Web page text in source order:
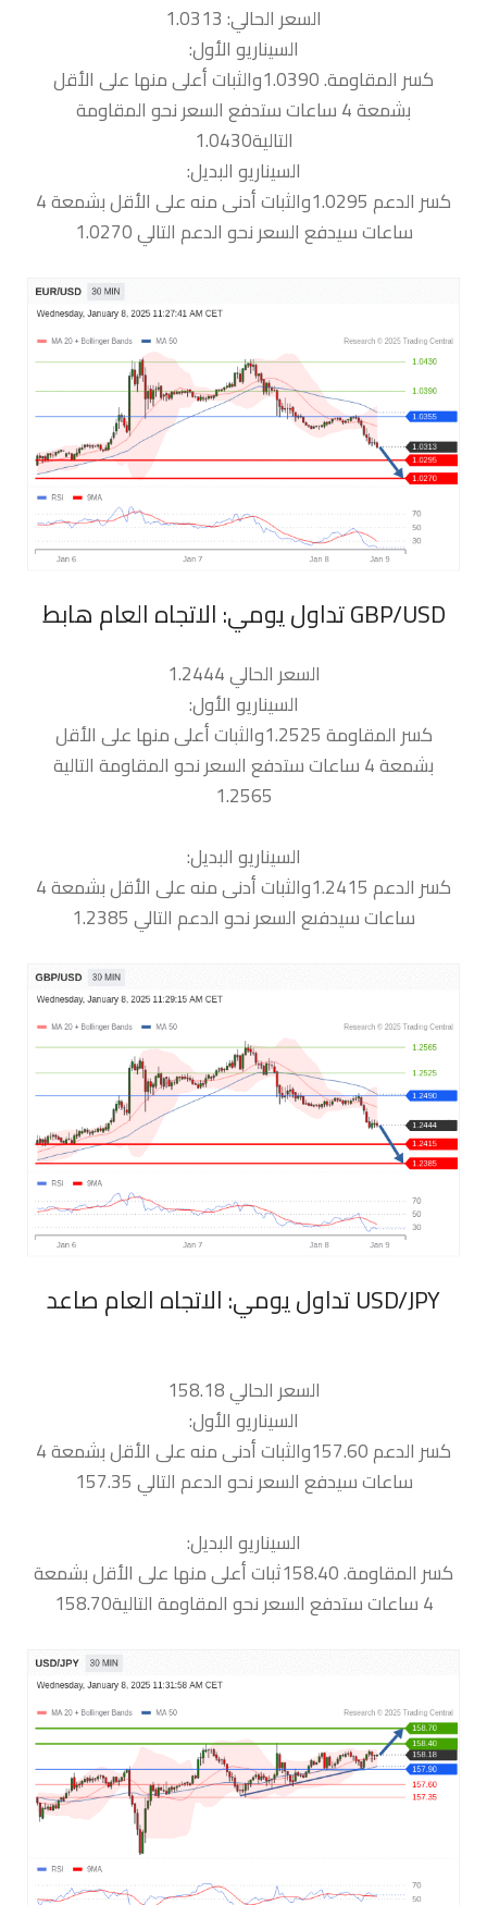
السعر الحالي: 1.0313
السيناريو الأول:
كسر المقاومة. 1.0390والثبات أعلى منها على الأقل
بشمعة 4 ساعات ستدفع السعر نحو المقاومة
التالية1.0430
السيناريو البديل:
كسر الدعم 1.0295والثبات أدنى منه على الأقل بشمعة 4
ساعات سيدفع السعر نحو الدعم التالي 1.0270
السعر الحالي 1.2444
السيناريو الأول:
كسر المقاومة 1.2525والثبات أعلى منها على الأقل
بشمعة 4 ساعات ستدفع السعر نحو المقاومة التالية
1.2565
السيناريو البديل:
كسر الدعم 1.2415والثبات أدنى منه على الأقل بشمعة 4
ساعات سيدفىع السعر نحو الدعم التالي 1.2385
السعر الحالي 158.18
السيناريو الأول:
كسر الدعم 157.60والثبات أدنى منه على الأقل بشمعة 4
ساعات سيدفع السعر نحو الدعم التالي 157.35
السيناريو البديل:
كسر المقاومة. 158.40ثبات أعلى منها على الأقل بشمعة
4 ساعات ستدفع السعر نحو المقاومة التالية158.70